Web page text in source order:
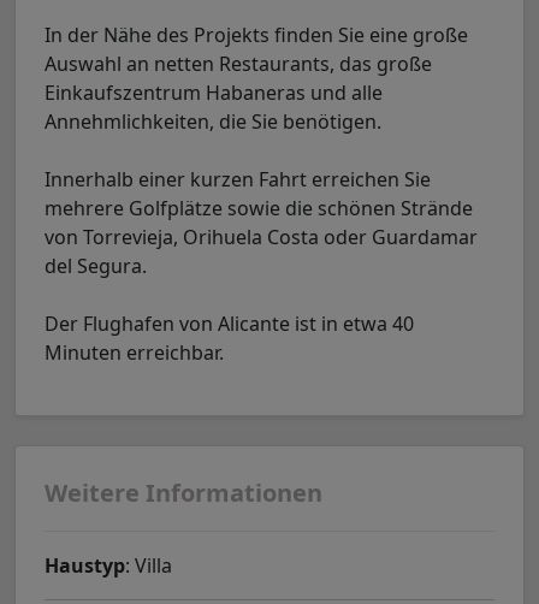
In der Nähe des Projekts finden Sie eine große
Auswahl an netten Restaurants, das große
Einkaufszentrum Habaneras und alle
Annehmlichkeiten, die Sie benötigen.
Innerhalb einer kurzen Fahrt erreichen Sie
mehrere Golfplätze sowie die schönen Strände
von Torrevieja, Orihuela Costa oder Guardamar
del Segura.
Der Flughafen von Alicante ist in etwa 40
Minuten erreichbar.
Weitere Informationen
Haustyp: Villa